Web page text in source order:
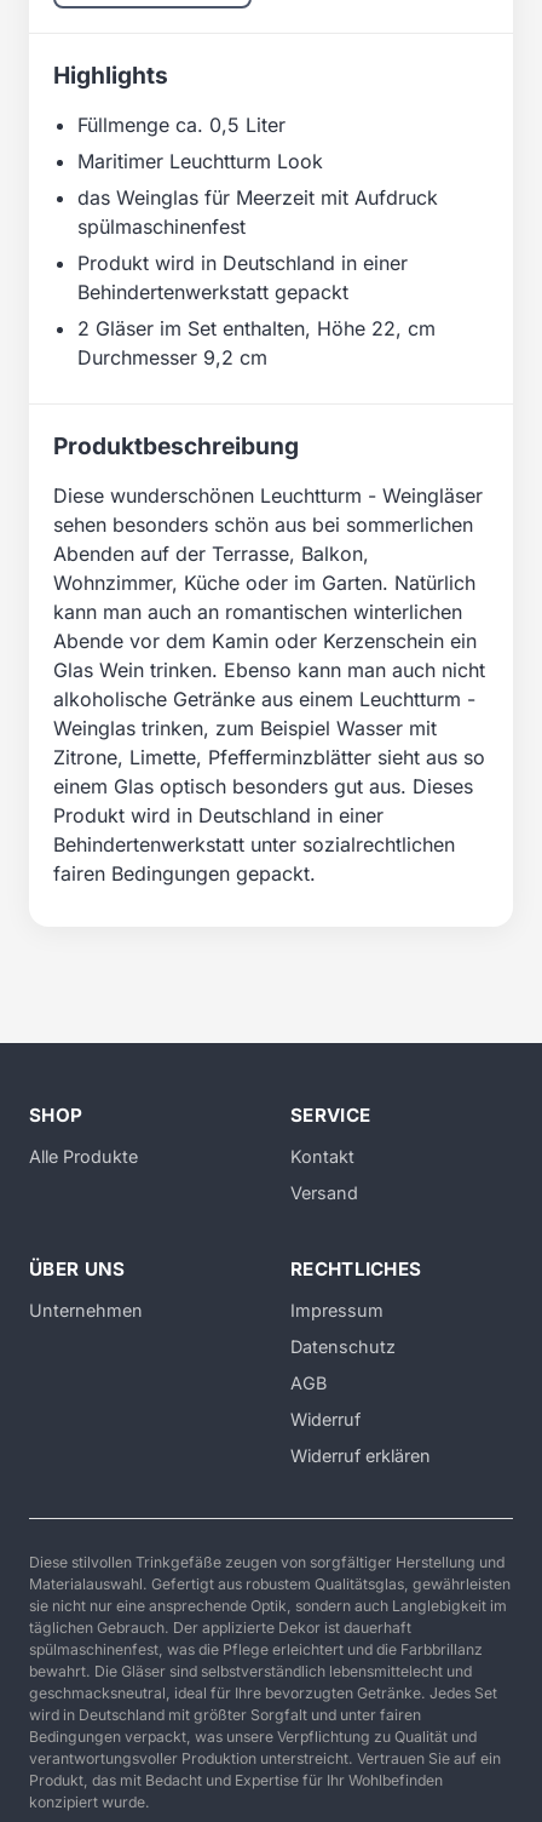
Highlights
Füllmenge ca. 0,5 Liter
Maritimer Leuchtturm Look
das Weinglas für Meerzeit mit Aufdruck
spülmaschinenfest
Produkt wird in Deutschland in einer
Behindertenwerkstatt gepackt
2 Gläser im Set enthalten, Höhe 22, cm
Durchmesser 9,2 cm
Produktbeschreibung
Diese wunderschönen Leuchtturm - Weingläser
sehen besonders schön aus bei sommerlichen
Abenden auf der Terrasse, Balkon,
Wohnzimmer, Küche oder im Garten. Natürlich
kann man auch an romantischen winterlichen
Abende vor dem Kamin oder Kerzenschein ein
Glas Wein trinken. Ebenso kann man auch nicht
alkoholische Getränke aus einem Leuchtturm -
Weinglas trinken, zum Beispiel Wasser mit
Zitrone, Limette, Pfefferminzblätter sieht aus so
einem Glas optisch besonders gut aus. Dieses
Produkt wird in Deutschland in einer
Behindertenwerkstatt unter sozialrechtlichen
fairen Bedingungen gepackt.
SHOP
Alle Produkte
SERVICE
Kontakt
Versand
ÜBER UNS
Unternehmen
RECHTLICHES
Impressum
Datenschutz
AGB
Widerruf
Widerruf erklären
Diese stilvollen Trinkgefäße zeugen von sorgfältiger Herstellung und
Materialauswahl. Gefertigt aus robustem Qualitätsglas, gewährleisten
sie nicht nur eine ansprechende Optik, sondern auch Langlebigkeit im
täglichen Gebrauch. Der applizierte Dekor ist dauerhaft
spülmaschinenfest, was die Pflege erleichtert und die Farbbrillanz
bewahrt. Die Gläser sind selbstverständlich lebensmittelecht und
geschmacksneutral, ideal für Ihre bevorzugten Getränke. Jedes Set
wird in Deutschland mit größter Sorgfalt und unter fairen
Bedingungen verpackt, was unsere Verpflichtung zu Qualität und
verantwortungsvoller Produktion unterstreicht. Vertrauen Sie auf ein
Produkt, das mit Bedacht und Expertise für Ihr Wohlbefinden
konzipiert wurde.